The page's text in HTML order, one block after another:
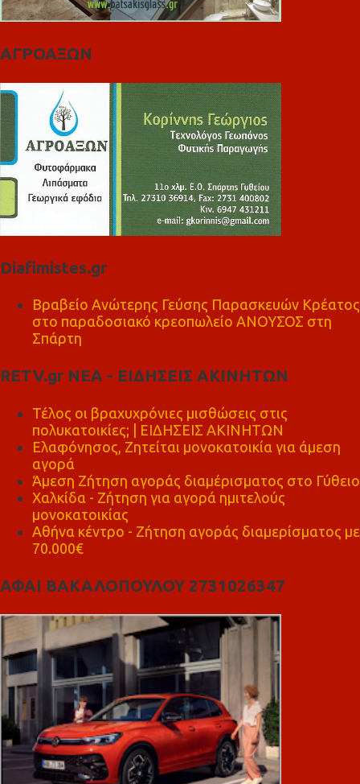
ΑΓΡΟΑΞΩΝ
Diafimistes.gr
Βραβείο Ανώτερης Γεύσης Παρασκευών Κρέατος
στο παραδοσιακό κρεοπωλείο ΑΝΟΥΣΟΣ στη
Σπάρτη
RETV.gr ΝΕΑ - ΕΙΔΗΣΕΙΣ ΑΚΙΝΗΤΩΝ
Τέλος οι βραχυχρόνιες μισθώσεις στις
πολυκατοικίες; | ΕΙΔΗΣΕΙΣ ΑΚΙΝΗΤΩΝ
Ελαφόνησος, Ζητείται μονοκατοικία για άμεση
αγορά
Άμεση Ζήτηση αγοράς διαμέρισματος στο Γύθειο
Χαλκίδα - Ζήτηση για αγορά ημιτελούς
μονοκατοικίας
Αθήνα κέντρο - Ζήτηση αγοράς διαμερίσματος με
70.000€
ΑΦΑΙ ΒΑΚΑΛΟΠΟΥΛΟΥ 2731026347